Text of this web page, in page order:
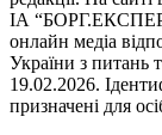
ІА
онлайн медіа
України з питань
19.02.2026.
призначені для